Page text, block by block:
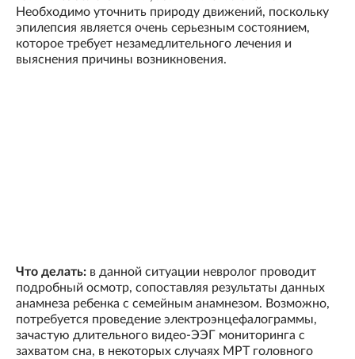
Необходимо уточнить природу движений, поскольку
эпилепсия является очень серьезным состоянием,
которое требует незамедлительного лечения и
выяснения причины возникновения.
Что делать: в данной ситуации невролог проводит
подробный осмотр, сопоставляя результаты данных
анамнеза ребенка с семейным анамнезом. Возможно,
потребуется проведение электроэнцефалограммы,
зачастую длительного видео-ЭЭГ мониторинга с
захватом сна, в некоторых случаях МРТ головного